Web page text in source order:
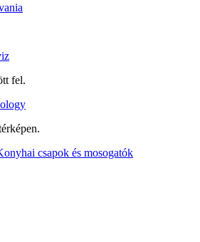
fel.
csapok és mosogatók